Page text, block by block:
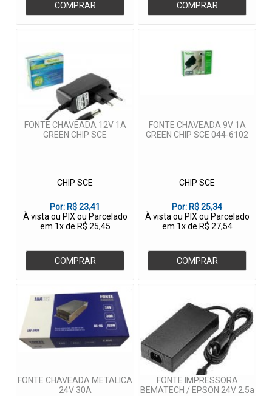
COMPRAR COMPRAR
FONTE CHAVEADA 12V 1A
GREEN CHIP SCE
CHIP SCE
Por: R$ 23,41
À vista ou PIX ou Parcelado
em 1x de R$ 25,45
COMPRAR
FONTE CHAVEADA 9V 1A
GREEN CHIP SCE 044-6102
CHIP SCE
Por: R$ 25,34
À vista ou PIX ou Parcelado
em 1x de R$ 27,54
COMPRAR
FONTE CHAVEADA METALICA
24V 30A
FONTE IMPRESSORA
BEMATECH / EPSON 24V 2.5a